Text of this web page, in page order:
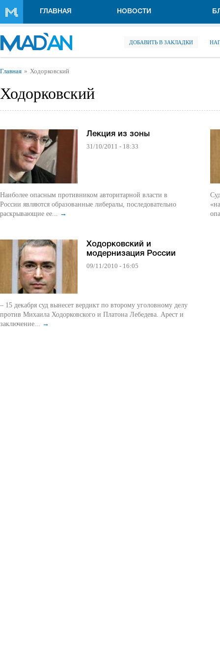
ГЛАВНАЯ НОВОСТИ
ДОБАВИТЬ В ЗАКЛАДКИ
Вы здесь
Главная Ходорковский
Ходорковский
Лекция из зоны
31/10/2011 - 18:33
Наиболее опасным противником авторитарной власти в
России являются образованные либералы, последовательно
раскрывающие ее... →
Ходорковский и
модернизация России
09/11/2010 - 16:05
– 15 декабря суд вынесет вердикт по второму уголовному делу
против Михаила Ходорковского и Платона Лебедева. Арест и
заключение... →